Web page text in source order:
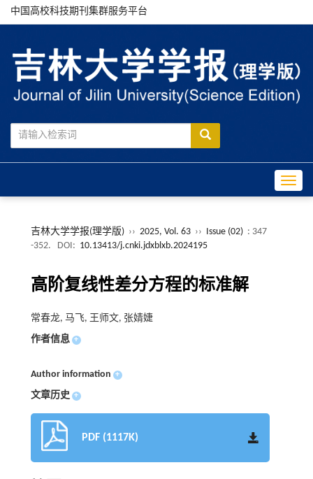
中国高校科技期刊集群服务平台
吉林大学学报(理学版) ›› 2025, Vol. 63 ›› Issue (02) : 347
-352.
DOI: 10.13413/j.cnki.jdxblxb.2024195
高阶复线性差分方程的标准解
常春龙, 马飞, 王师文, 张婧婕
作者信息 +
Author information +
文章历史 +
PDF (1117K)